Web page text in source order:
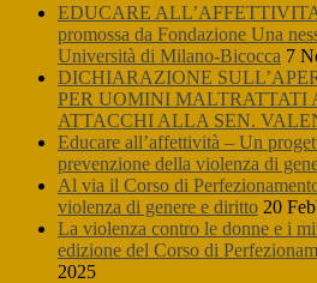
EDUCARE
promossa da Fondazione Una
Università di Milano-Bicocca 7
DICHIARAZIONE
PER UOMINI MALTRATTATI
ATTACCHI ALLA SEN.
Educare all’affettività – Un
prevenzione della violenza di
Al via il Corso di
violenza di genere e diritto 20
La violenza contro le donne e i
edizione del Corso di
2025